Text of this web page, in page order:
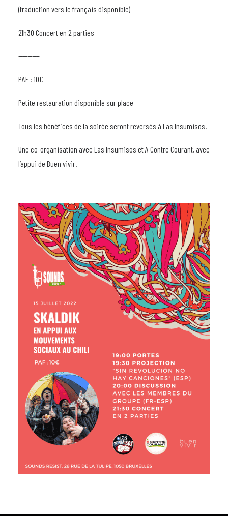
(traduction vers le français disponible)
21h30 Concert en 2 parties
————–
PAF : 10€
Petite restauration disponible sur place
Tous les bénéfices de la soirée seront reversés à Las Insumisos.
Une co-organisation avec Las Insumisos et A Contre Courant, avec
l’appui de Buen vivir.